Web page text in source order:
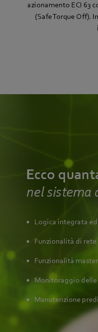
azionamento ECI 63
(Safe Torque Off).
Ecco
nel sistema
Logica integrata
Funzionalità di rete
Funzionalità
Monitoraggio delle
Manutenzione